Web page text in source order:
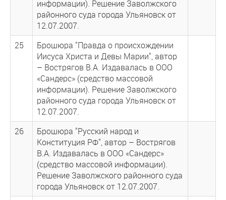
информации). Решение Заволжского
районного суда города Ульяновск от
12.07.2007.
25
Брошюра "Правда о происхождении
Иисуса Христа и Девы Марии", автор
– Вострягов В.А. Издавалась в ООО
«Сандерс» (средство массовой
информации). Решение Заволжского
районного суда города Ульяновск от
12.07.2007.
26
Брошюра "Русский народ и
Конституция РФ", автор – Вострягов
В.А. Издавалась в ООО «Сандерс»
(средство массовой информации).
Решение Заволжского районного суда
города Ульяновск от 12.07.2007.